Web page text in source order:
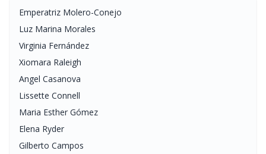
Emperatriz Molero-Conejo
Luz Marina Morales
Virginia Fernández
Xiomara Raleigh
Angel Casanova
Lissette Connell
Maria Esther Gómez
Elena Ryder
Gilberto Campos